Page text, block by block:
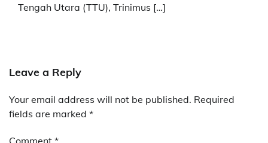
Tengah Utara (TTU), Trinimus […]
Leave a Reply
Your email address will not be published. Required
fields are marked *
Comment *